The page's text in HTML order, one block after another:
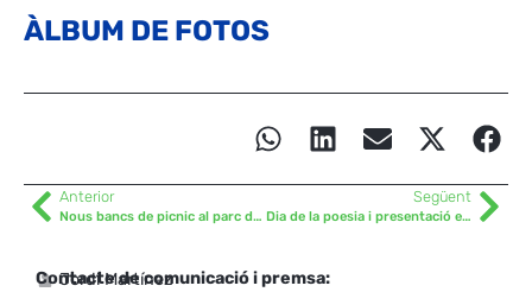
ÀLBUM DE FOTOS
Anterior
Nous bancs de picnic al parc dels Drets de la Infància i l’Adolescència
Següent
Dia de la poesia i presentació exposició Vallverdú
Contacte de comunicació i premsa:
Jordi Martínez